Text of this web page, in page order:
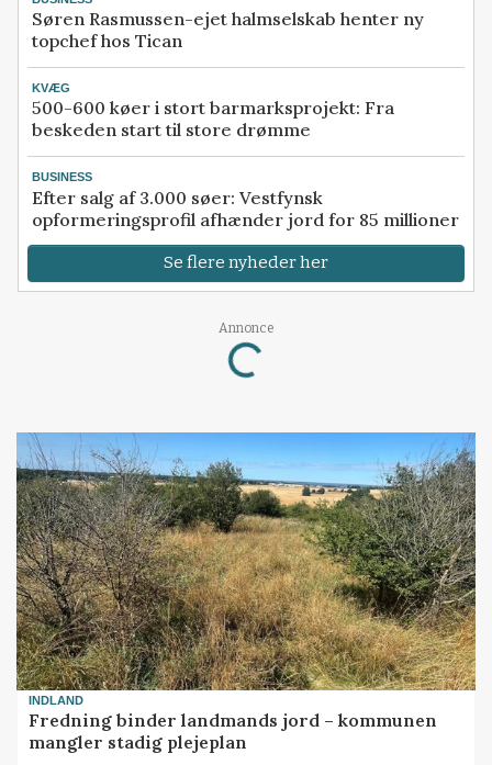
Søren Rasmussen-ejet halmselskab henter ny
topchef hos Tican
KVÆG
500-600 køer i stort barmarksprojekt: Fra
beskeden start til store drømme
BUSINESS
Efter salg af 3.000 søer: Vestfynsk
opformeringsprofil afhænder jord for 85 millioner
Se flere nyheder her
Annonce
Loading...
INDLAND
Fredning binder landmands jord – kommunen
mangler stadig plejeplan